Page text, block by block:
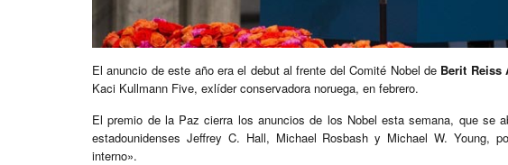
El anuncio de este año era el debut al frente del Comité Nobel de Berit Reiss
Kaci Kullmann Five, exlíder conservadora noruega, en febrero.
El premio de la Paz cierra los anuncios de los Nobel esta semana, que se
estadounidenses Jeffrey C. Hall, Michael Rosbash y Michael W. Young,
interno».